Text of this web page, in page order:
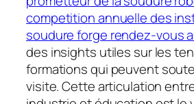
competition annuelle des
soudure forge rendez-vous
des insights utiles sur les
formations qui peuvent
visite. Cette articulation